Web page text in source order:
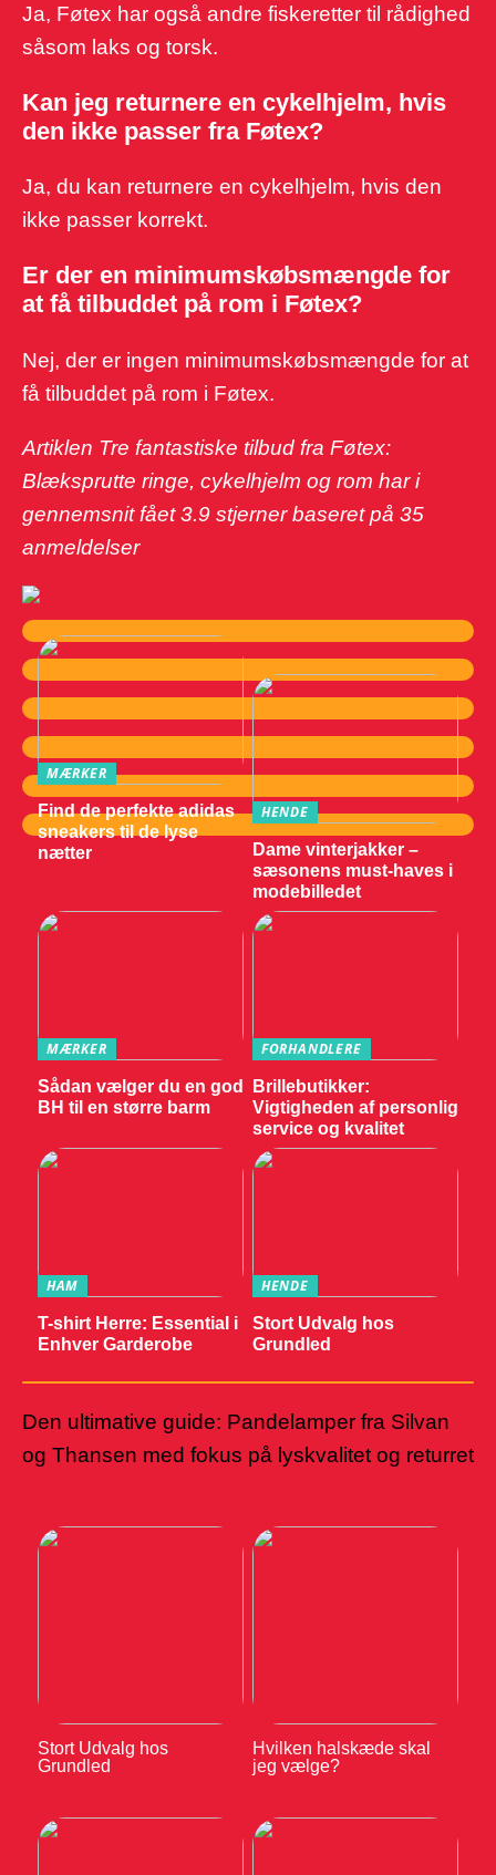
Ja, Føtex har også andre fiskeretter til rådighed
såsom laks og torsk.
Kan jeg returnere en cykelhjelm, hvis
den ikke passer fra Føtex?
Ja, du kan returnere en cykelhjelm, hvis den
ikke passer korrekt.
Er der en minimumskøbsmængde for
at få tilbuddet på rom i Føtex?
Nej, der er ingen minimumskøbsmængde for at
få tilbuddet på rom i Føtex.
Artiklen Tre fantastiske tilbud fra Føtex:
Blæksprutte ringe, cykelhjelm og rom har i
gennemsnit fået3.9 stjerner baseret på 35
anmeldelser
MÆRKER
Find de perfekte adidas
sneakers til de lyse
nætter
HENDE
Dame vinterjakker –
sæsonens must-haves i
modebilledet
MÆRKER
Sådan vælger du en god
BH til en større barm
FORHANDLERE
Brillebutikker:
Vigtigheden af personlig
service og kvalitet
HAM
T-shirt Herre: Essential i
Enhver Garderobe
HENDE
Stort Udvalg hos
Grundled
Den ultimative guide: Pandelamper fra Silvan
og Thansen med fokus på lyskvalitet og returret
Stort Udvalg hos
Grundled
Hvilken halskæde skal
jeg vælge?